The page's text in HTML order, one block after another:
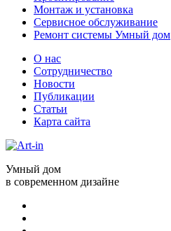
Монтаж и установка
Сервисное обслуживание
Ремонт системы Умный дом
О нас
Сотрудничество
Новости
Публикации
Статьи
Карта сайта
Умный дом
в современном дизайне